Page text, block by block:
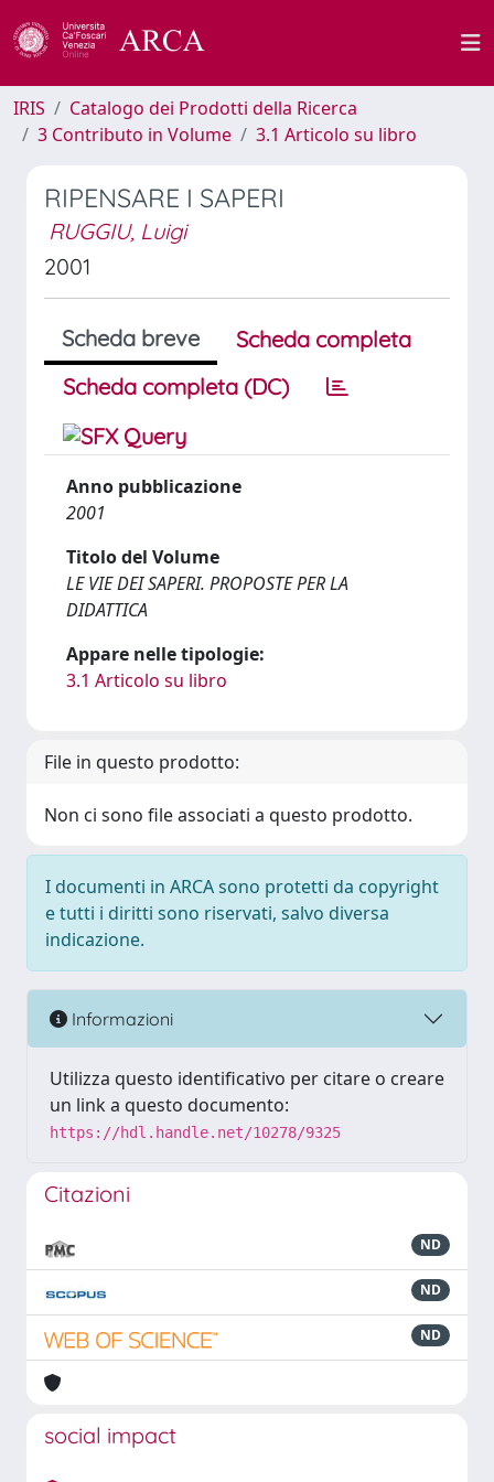
IRIS
Catalogo dei Prodotti della Ricerca
3 Contributo in Volume
3.1 Articolo su libro
RIPENSARE I SAPERI
RUGGIU, Luigi
2001
Scheda breve
Scheda completa
Scheda completa (DC)
Anno pubblicazione
2001
Titolo del Volume
LE VIE DEI SAPERI. PROPOSTE PER LA
DIDATTICA
Appare nelle tipologie:
3.1 Articolo su libro
File in questo prodotto:
Non ci sono file associati a questo prodotto.
I documenti in ARCA sono protetti da copyright
e tutti i diritti sono riservati, salvo diversa
indicazione.
Informazioni
Utilizza questo identificativo per citare o creare
un link a questo documento:
https://hdl.handle.net/10278/9325
Citazioni
ND
ND
ND
social impact